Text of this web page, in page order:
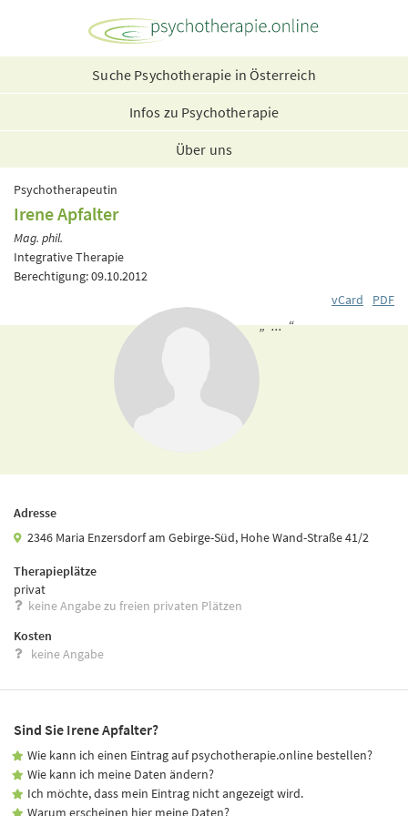
Suche Psychotherapie in Österreich
Infos zu Psychotherapie
Über uns
Psychotherapeutin
Irene Apfalter
Mag. phil.
Integrative Therapie
Berechtigung: 09.10.2012
vCard
PDF
„ ... “
Adresse
2346 Maria Enzersdorf am Gebirge-Süd, Hohe Wand-Straße 41/2
Therapieplätze
privat
keine Angabe zu freien privaten Plätzen
Kosten
keine Angabe
Sind Sie Irene Apfalter?
Wie kann ich einen Eintrag auf psychotherapie.online bestellen?
Wie kann ich meine Daten ändern?
Ich möchte, dass mein Eintrag nicht angezeigt wird.
Warum erscheinen hier meine Daten?